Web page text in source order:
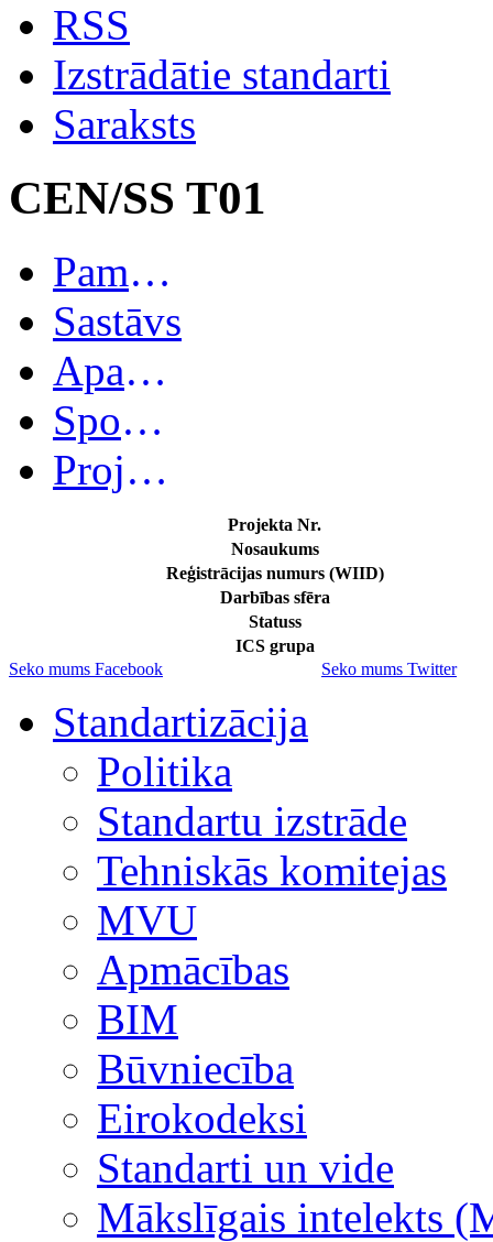
RSS
Izstrādātie standarti
Saraksts
CEN/SS T01
Pamatinformācija
Sastāvs
Apakškomitejas
Spoguļkomitejas
Projekti
Projekta Nr.
Nosaukums
Reģistrācijas numurs (WIID)
Darbības sfēra
Statuss
ICS grupa
Seko mums Facebook
Seko mums Twitter
Standartizācija
Politika
Standartu izstrāde
Tehniskās komitejas
MVU
Apmācības
BIM
Būvniecība
Eirokodeksi
Standarti un vide
Mākslīgais intelekts